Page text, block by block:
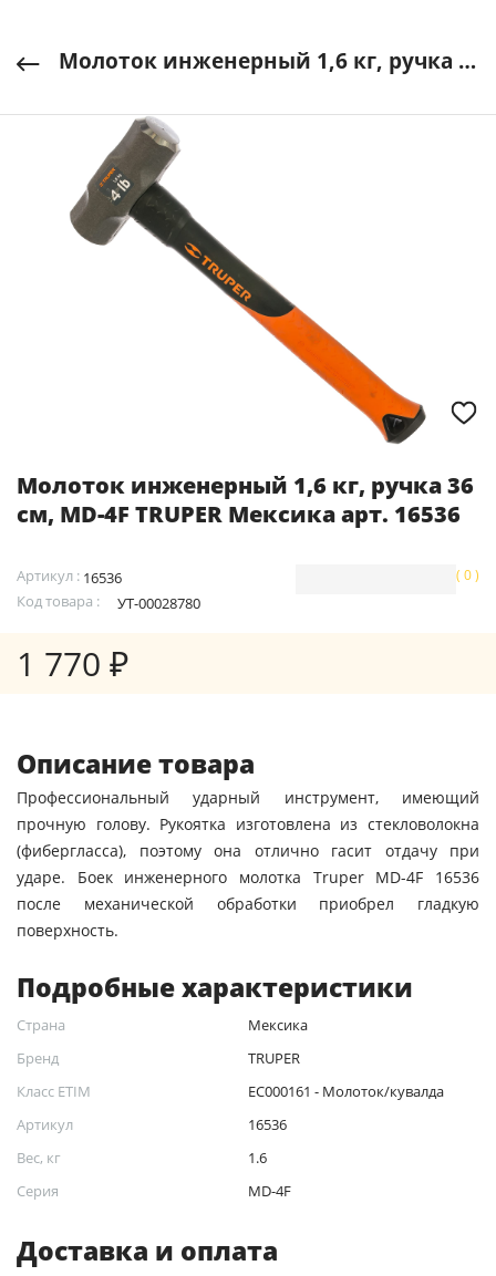
Молоток инженерный 1,6 кг, ручка 36 см, MD-4F TRUPER Мексика арт. 16536
Молоток инженерный 1,6 кг, ручка 36
см, MD-4F TRUPER Мексика арт. 16536
Артикул : 16536
Код товара :
УТ-00028780
( 0 )
1 770 ₽
Описание товара
Профессиональный ударный инструмент, имеющий
прочную голову. Рукоятка изготовлена из стекловолокна
(фибергласса), поэтому она отлично гасит отдачу при
ударе. Боек инженерного молотка Truper MD-4F 16536
после механической обработки приобрел гладкую
поверхность.
Подробные характеристики
Страна
Мексика
Бренд
TRUPER
Класс ETIM
EC000161 - Молоток/кувалда
Артикул
16536
Вес, кг
1.6
Серия
MD-4F
Доставка и оплата